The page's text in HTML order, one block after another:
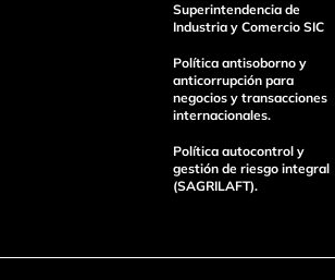
enviar comentario
Superintendencia de
Industria y Comercio SIC
Política antisoborno y
anticorrupción para
negocios y transacciones
internacionales.
Política autocontrol y
gestión de riesgo integral
(SAGRILAFT).